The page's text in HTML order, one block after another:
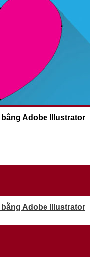
Adobe Illustrator
Adobe Illustrator